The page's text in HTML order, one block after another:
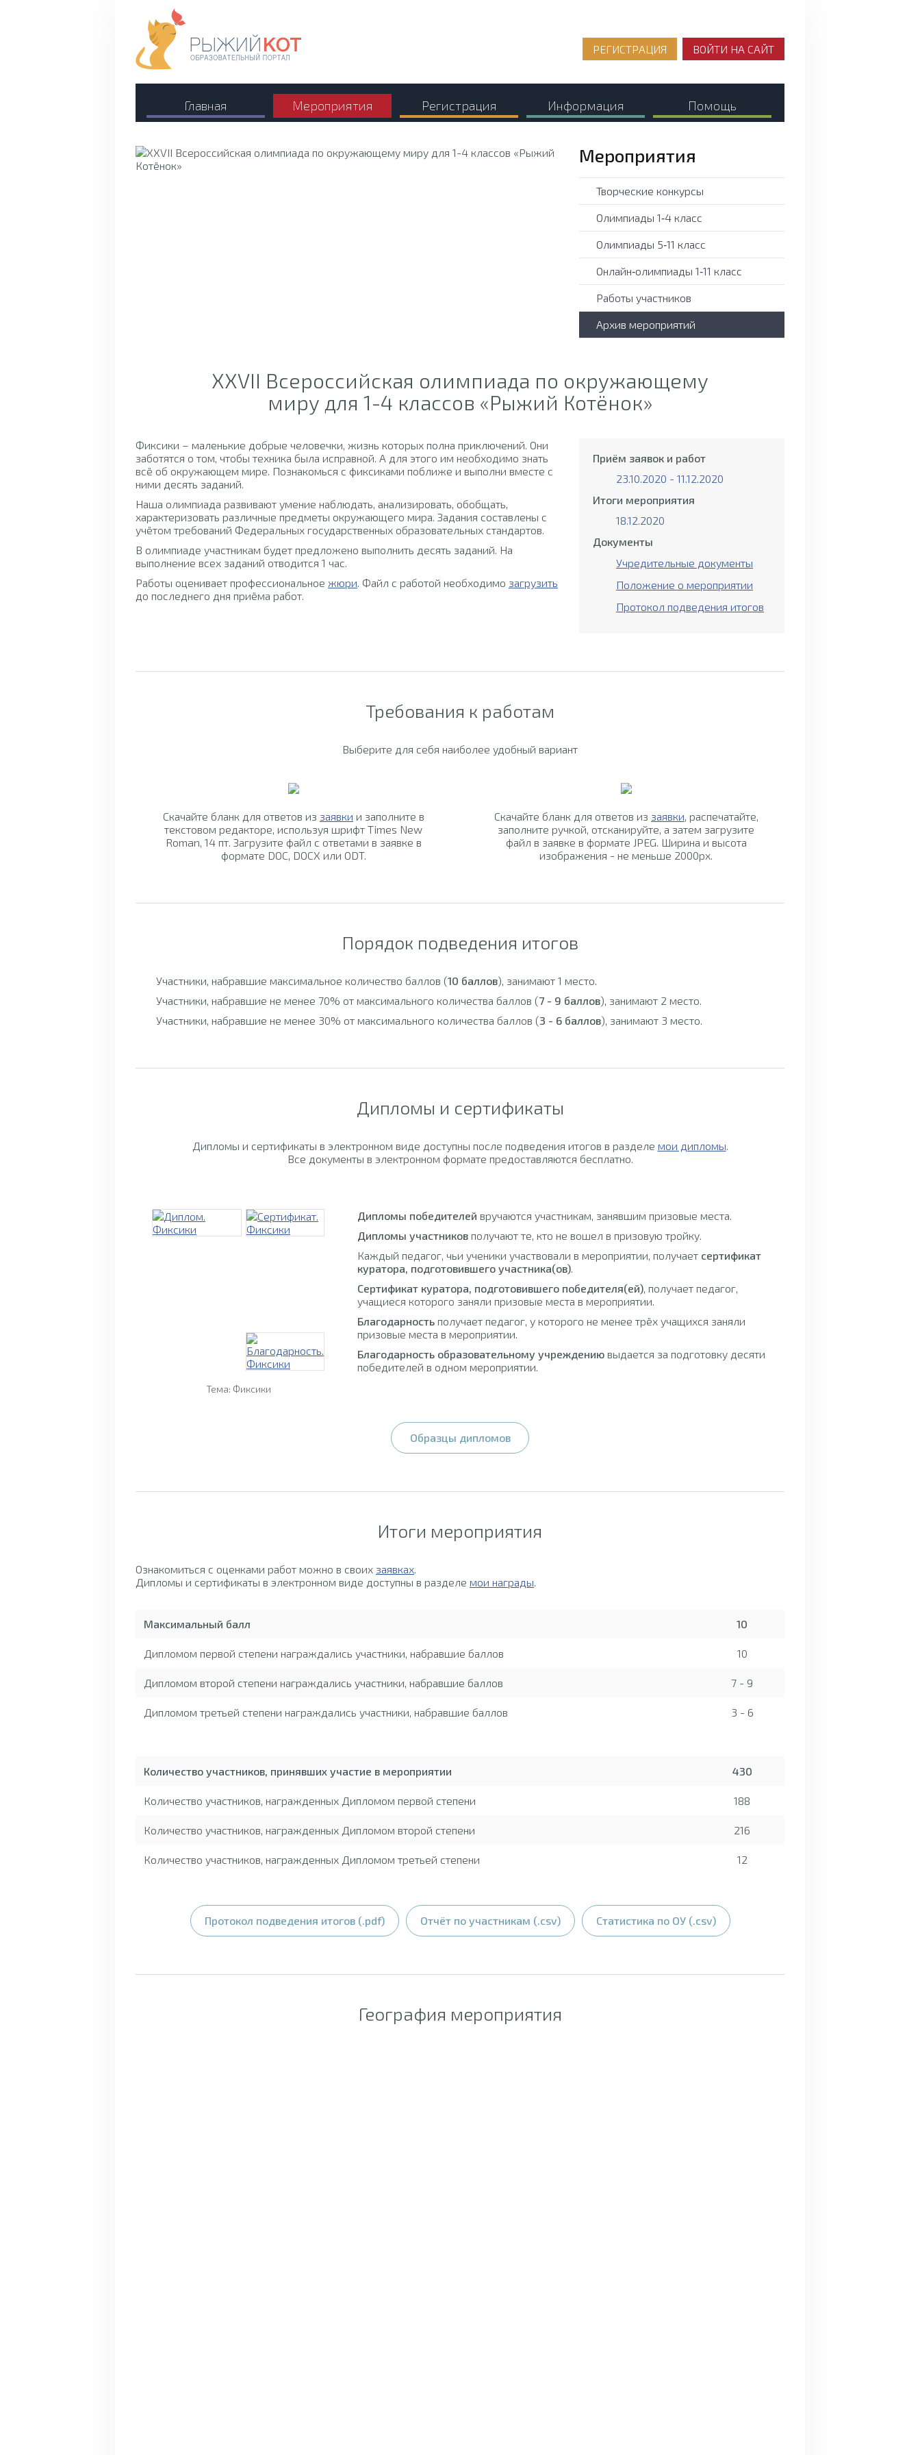
РЕГИСТРАЦИЯ ВОЙТИ НА САЙТ
Главная Мероприятия Регистрация Информация Помощь
Мероприятия
Творческие конкурсы
Олимпиады 1‑4 класс
Олимпиады 5‑11 класс
Онлайн‑олимпиады 1‑11 класс
Работы участников
Архив мероприятий
XXVII Всероссийская олимпиада по окружающему
миру для 1-4 классов «Рыжий Котёнок»
Фиксики – маленькие добрые человечки, жизнь которых полна приключений. Они
заботятся о том, чтобы техника была исправной. А для этого им необходимо знать
всё об окружающем мире. Познакомься с фиксиками поближе и выполни вместе с
ними десять заданий.
Наша олимпиада развивают умение наблюдать, анализировать, обобщать,
характеризовать различные предметы окружающего мира. Задания составлены с
учётом требований Федеральных государственных образовательных стандартов.
В олимпиаде участникам будет предложено выполнить десять заданий. На
выполнение всех заданий отводится 1 час.
Работы оценивает профессиональное жюри. Файл с работой необходимо загрузить
до последнего дня приёма работ.
Приём заявок и работ
23.10.2020 - 11.12.2020
Итоги мероприятия
18.12.2020
Документы
Учредительные документы
Положение о мероприятии
Протокол подведения итогов
Требования к работам
Выберите для себя наиболее удобный вариант
Скачайте бланк для ответов из заявки и заполните в
текстовом редакторе, используя шрифт Times New
Roman, 14 пт. Загрузите файл с ответами в заявке в
формате DOC, DOCX или ODT.
Скачайте бланк для ответов из заявки, распечатайте,
заполните ручкой, отсканируйте, а затем загрузите
файл в заявке в формате JPEG. Ширина и высота
изображения - не меньше 2000px.
Порядок подведения итогов
Участники, набравшие максимальное количество баллов (10 баллов), занимают 1 место.
Участники, набравшие не менее 70% от максимального количества баллов (7 - 9 баллов), занимают 2 место.
Участники, набравшие не менее 30% от максимального количества баллов (3 - 6 баллов), занимают 3 место.
Дипломы и сертификаты
Дипломы и сертификаты в электронном виде доступны после подведения итогов в разделе мои дипломы.
Все документы в электронном формате предоставляются бесплатно.
Тема: Фиксики
Дипломы победителей вручаются участникам, занявшим призовые места.
Дипломы участников получают те, кто не вошел в призовую тройку.
Каждый педагог, чьи ученики участвовали в мероприятии, получает сертификат
куратора, подготовившего участника(ов).
Сертификат куратора, подготовившего победителя(ей), получает педагог,
учащиеся которого заняли призовые места в мероприятии.
Благодарность получает педагог, у которого не менее трёх учащихся заняли
призовые места в мероприятии.
Благодарность образовательному учреждению выдается за подготовку десяти
победителей в одном мероприятии.
Образцы дипломов
Итоги мероприятия
Ознакомиться с оценками работ можно в своих заявках.
Дипломы и сертификаты в электронном виде доступны в разделе мои награды.
Максимальный балл 10
Дипломом первой степени награждались участники, набравшие баллов 10
Дипломом второй степени награждались участники, набравшие баллов 7 - 9
Дипломом третьей степени награждались участники, набравшие баллов 3 - 6
Количество участников, принявших участие в мероприятии 430
Количество участников, награжденных Дипломом первой степени 188
Количество участников, награжденных Дипломом второй степени 216
Количество участников, награжденных Дипломом третьей степени 12
Протокол подведения итогов (.pdf) Отчёт по участникам (.csv) Статистика по ОУ (.csv)
География мероприятия